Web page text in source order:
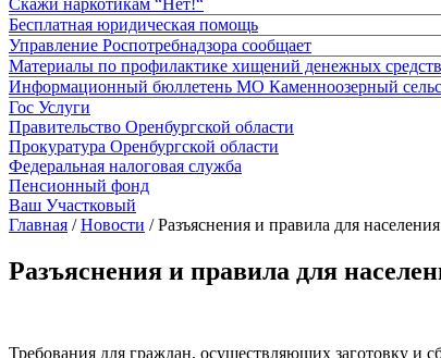
Бесплатная юридическая помощь
Управление Роспотребнадзора сообщает
Материалы по профилактике хищений денежных средств
Информационный бюллетень МО Каменноозерный
Гос Услуги
Правительство Оренбургской области
Прокуратура Оренбургской области
Федеральная налоговая служба
Пенсионный фонд
Ваш Участковый
Главная /Новости /Разъяснения и правила для населения
Разъяснения и правила для
Требования для граждан, осуществляющих заготовку и